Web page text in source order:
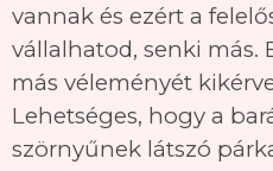
vannak és ezért a
vállalhatod, senki más.
más véleményét
Lehetséges, hogy a
szörnyűnek látszó